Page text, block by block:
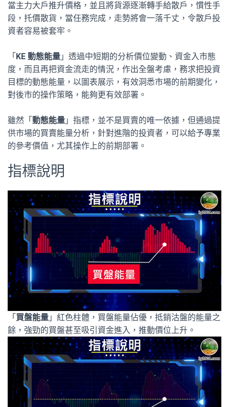
當主力大戶推升價格，並且將貨源逐漸轉手給散戶，慣性手
段，托價散貨，當任務完成，走勢將會一落千丈，令散戶投
資者容易被套牢。
「 KE 動態能量 」透過中短期的分析價位變動、資金入市態
度，而且再把資金流走的情況，作出全盤考慮，務求把投資
目標的動態能量，以圖表展示，有效洞悉市場的前期變化，
對後市的操作策略，能夠更有效部署。
雖然「 動態能量 」指標，並不是買賣的唯一依據，但通過提
供市場的買賣能量分析，針對進階的投資者，可以給予專業
的參考價值，尤其操作上的前期部署。
指標說明
「 買盤能量 」紅色柱體，買盤能量佔優，抵銷沽盤的能量之
餘，強勁的買盤甚至吸引資金進入，推動價位上升。